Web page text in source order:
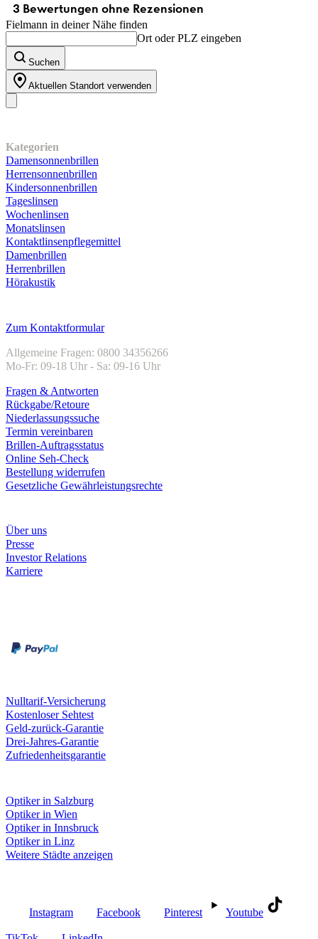
Fielmann in deiner Nähe finden
Ort oder PLZ eingeben
Suchen
Aktuellen Standort verwenden
Kategorien
Damensonnenbrillen
Herrensonnenbrillen
Kindersonnenbrillen
Tageslinsen
Wochenlinsen
Monatslinsen
Kontaktlinsenpflegemittel
Damenbrillen
Herrenbrillen
Hörakustik
Zum Kontaktformular
Allgemeine Fragen: 0800 34356266
Mo-Fr: 09-18 Uhr - Sa: 09-16 Uhr
Fragen & Antworten
Rückgabe/Retoure
Niederlassungssuche
Termin vereinbaren
Brillen-Auftragsstatus
Online Seh-Check
Bestellung widerrufen
Gesetzliche Gewährleistungsrechte
Über uns
Presse
Investor Relations
Karriere
Nulltarif-Versicherung
Kostenloser Sehtest
Geld-zurück-Garantie
Drei-Jahres-Garantie
Zufriedenheitsgarantie
Optiker in Salzburg
Optiker in Wien
Optiker in Innsbruck
Optiker in Linz
Weitere Städte anzeigen
Instagram Facebook Pinterest Youtube